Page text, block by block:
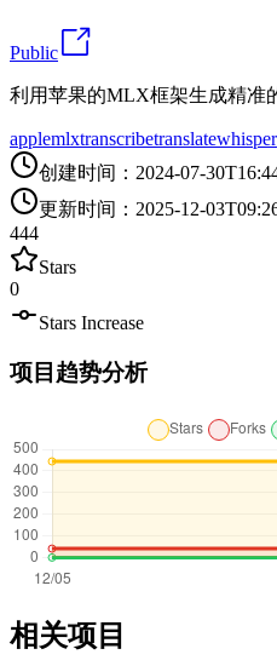
Public
利用苹果的MLX框架生成精准
applemlxtranscribetranslatewhisper
创建时间 ： 2024-07-
更新时间 ： 2025-12-
444
Stars
0
Stars Increase
项目趋势分析
相关项目